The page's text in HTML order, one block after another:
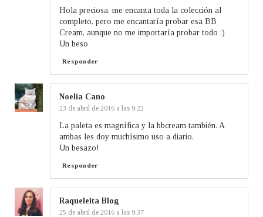
Hola preciosa, me encanta toda la colección al
completo, pero me encantaría probar esa BB
Cream, aunque no me importaría probar todo :)
Un beso
Responder
Noelia Cano
23 de abril de 2016 a las 9:22
La paleta es magnífica y la bbcream también. A
ambas les doy muchísimo uso a diario.
Un besazo!
Responder
Raqueleita Blog
25 de abril de 2016 a las 9:37